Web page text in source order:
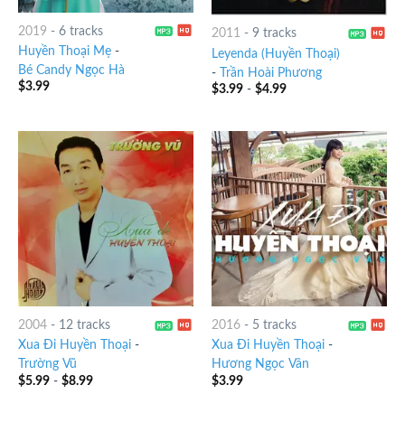
2019 - 6 tracks
Huyền Thoại Mẹ-
Bé Candy Ngọc Hà
$3.99
2011 - 9 tracks
Leyenda (Huyền Thoại)
-
Trần Hoài Phương
$3.99- $4.99
2004- 12 tracks
Xua Đi Huyền Thoại-
Trường Vũ
$5.99- $8.99
2016- 5 tracks
Xua Đi Huyền Thoại-
Hương Ngọc Vân
$3.99